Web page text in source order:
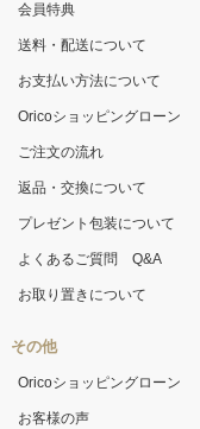
会員特典
送料・配送について
お支払い方法について
Oricoショッピングローン
ご注文の流れ
返品・交換について
プレゼント包装について
よくあるご質問 Q&A
お取り置きについて
その他
Oricoショッピングローン
お客様の声